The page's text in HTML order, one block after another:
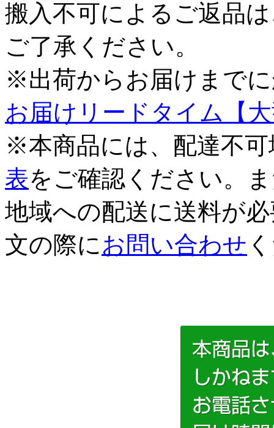
搬入不可によるご返品
ご了承ください。
※出荷からお届けまで
お届けリードタイム【
※本商品には、配達不
表をご確認ください。
地域への配送に送料が
文の際に お問い合わせ